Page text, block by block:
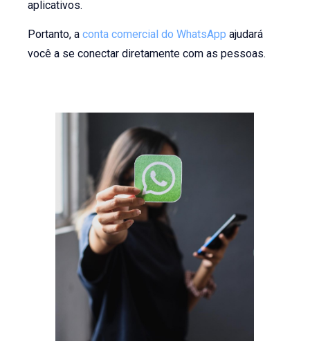
aplicativos.
Portanto, aconta comercial do WhatsApp ajudará
você a se conectar diretamente com as pessoas.